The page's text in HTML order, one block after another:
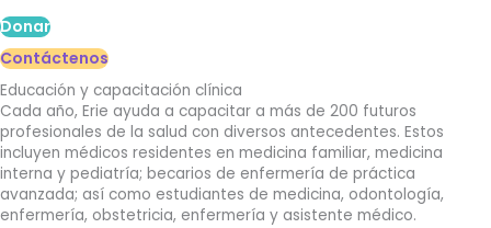
Donar
Contáctenos
Educación y capacitación clínica
Cada año, Erie ayuda a capacitar a más de 200 futuros
profesionales de la salud con diversos antecedentes. Estos
incluyen médicos residentes en medicina familiar, medicina
interna y pediatría; becarios de enfermería de práctica
avanzada; así como estudiantes de medicina, odontología,
enfermería, obstetricia, enfermería y asistente médico.